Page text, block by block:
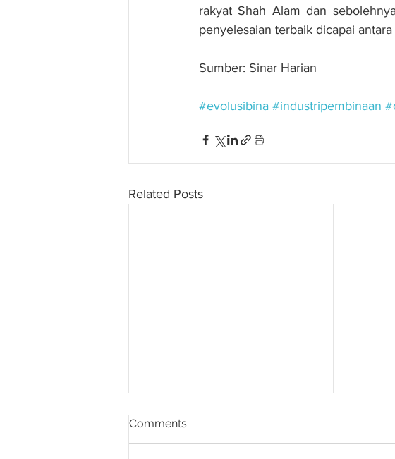
rakyat Shah Alam dan
penyelesaian terbaik dicapai
Sumber: Sinar Harian
#evolusibina #industripembinaan
Related Posts
Comments